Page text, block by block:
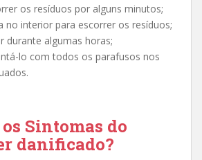
os resíduos por alguns minutos;
no interior para escorrer os resíduos;
durante algumas horas;
lo com todos os parafusos nos
Sintomas do
danificado?